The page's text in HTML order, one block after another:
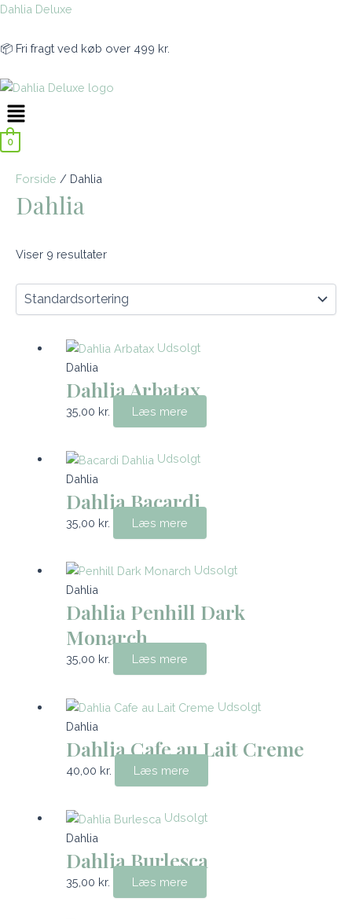
Gå
indholdet
Dahlia Deluxe
📦 Fri fragt ved køb over 499 kr.
Menu
0
Forside / Dahlia
Dahlia
Viser 9 resultater
Udsolgt
Dahlia
Dahlia Arbatax
35,00 kr. Læs mere
Udsolgt
Dahlia
Dahlia Bacardi
35,00 kr. Læs mere
Udsolgt
Dahlia
Dahlia Penhill Dark
Monarch
35,00 kr. Læs mere
Udsolgt
Dahlia
Dahlia Cafe au Lait Creme
40,00 kr. Læs mere
Udsolgt
Dahlia
Dahlia Burlesca
35,00 kr. Læs mere